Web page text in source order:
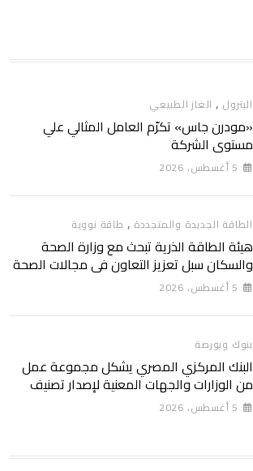
البترول , الغاز الطبيعي
«مودرن جاس» تكرّم العامل المثالي علي
مستوي الشركة
5 أغسطس، 2026
الطاقة الجديدة والمتجددة , طاقة نووية
هيئة الطاقة الذرية تبحث مع وزارة الصحة
والسكان سبل تعزيز التعاون في مجالات الصحة
والعلاج الإشعاعي
5 أغسطس، 2026
بنوك وبورصة
البنك المركزي المصري يشكل مجموعة عمل
من الوزارات والجهات المعنية لإصدار تصنيف
التمويل المستدام التصنيف يساهم في تعزيز
ثقة المستثمرين وخلق بيئة أكثر جاذبية
5 أغسطس، 2026